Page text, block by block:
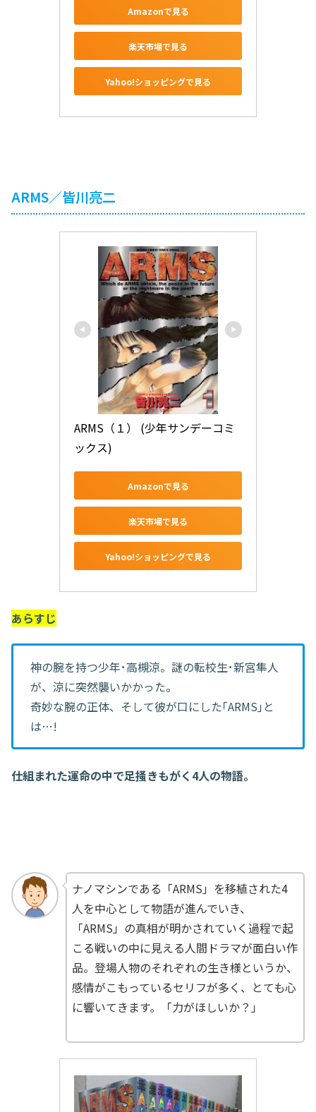
Amazonで見る
楽天市場で見る
Yahoo!ショッピングで見る
ARMS／皆川亮二
ARMS（１） (少年サンデーコミ
ックス)
Amazonで見る
楽天市場で見る
Yahoo!ショッピングで見る
あらすじ
神の腕を持つ少年･高槻涼。謎の転校生･新宮隼人
が、涼に突然襲いかかった。
奇妙な腕の正体、そして彼が口にした｢ARMS｣と
は…!
仕組まれた運命の中で足掻きもがく4人の物語。
ナノマシンである「ARMS」を移植された4
人を中心として物語が進んでいき、
「ARMS」の真相が明かされていく過程で起
こる戦いの中に見える人間ドラマが面白い作
品。登場人物のそれぞれの生き様というか、
感情がこもっているセリフが多く、とても心
に響いてきます。「力がほしいか？」